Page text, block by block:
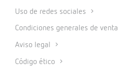
Uso de redes sociales
Condiciones generales de venta
Aviso legal
Código ético